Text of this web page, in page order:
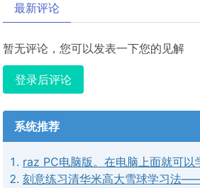
最新评论
暂无评论，您可以发表一下您的见解
登录后评论
系统推荐
raz PC电脑版。在电脑上面就可以
刻意练习清华米高大雪球学习法